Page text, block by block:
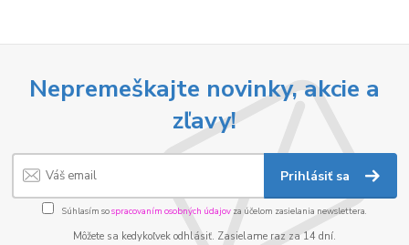
Nepremeškajte novinky, akcie a
zľavy!
Prihlásiť sa
Súhlasím sospracovaním osobných údajov za účelom zasielania newslettera.
Môžete sa kedykoľvek odhlásiť. Zasielame raz za 14 dní.